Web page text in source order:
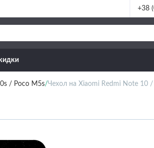
+38
/ Poco M5s Чехол на Xiaomi Redmi Note 10